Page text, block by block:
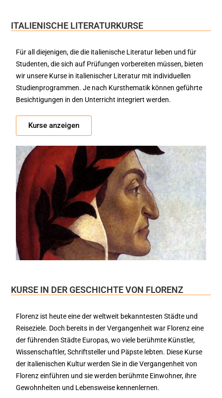
ITALIENISCHE LITERATURKURSE
Für all diejenigen, die die italienische Literatur lieben und für
Studenten, die sich auf Prüfungen vorbereiten müssen, bieten
wir unsere Kurse in italienischer Literatur mit individuellen
Studienprogrammen. Je nach Kursthematik können geführte
Besichtigungen in den Unterricht integriert werden.
Kurse anzeigen
KURSE IN DER GESCHICHTE VON FLORENZ
Florenz ist heute eine der weltweit bekanntesten Städte und
Reiseziele. Doch bereits in der Vergangenheit war Florenz eine
der führenden Städte Europas, wo viele berühmte Künstler,
Wissenschaftler, Schriftsteller und Päpste lebten. Diese Kurse
der italienischen Kultur werden Sie in die Vergangenheit von
Florenz einführen und sie werden berühmte Einwohner, ihre
Gewohnheiten und Lebensweise kennenlernen.